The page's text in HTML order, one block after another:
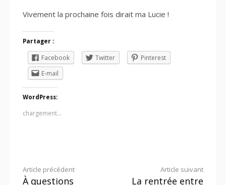
Vivement la prochaine fois dirait ma Lucie !
Partager :
Facebook Twitter
Pinterest
E-mail
WordPress:
chargement…
Lire
Article précédent
À questions
Article suivant
La rentrée entre